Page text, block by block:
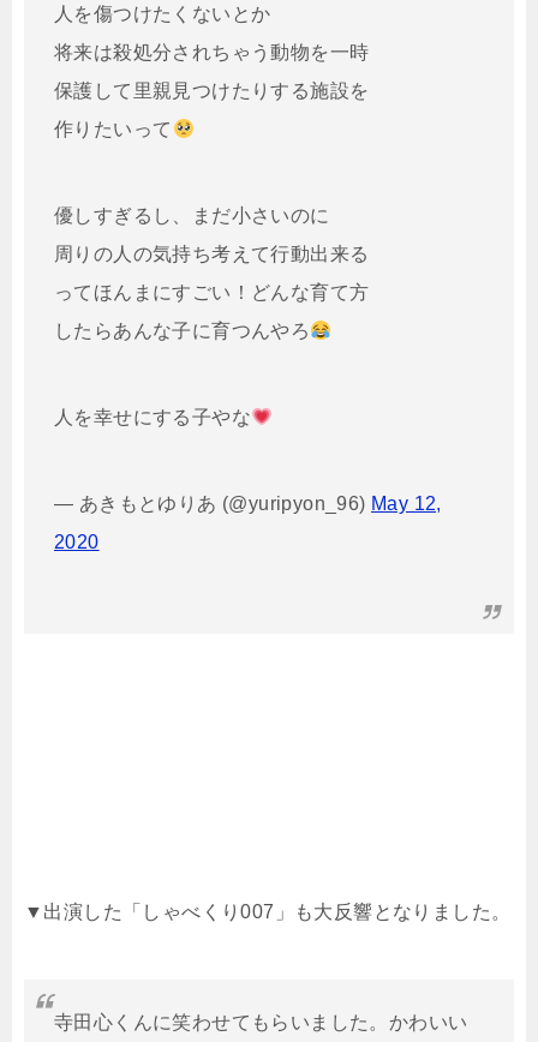
人を傷つけたくないとか
将来は殺処分されちゃう動物を一時
保護して里親見つけたりする施設を
作りたいって
優しすぎるし、まだ小さいのに
周りの人の気持ち考えて行動出来る
ってほんまにすごい！どんな育て方
したらあんな子に育つんやろ
人を幸せにする子やな
— あきもとゆりあ (@yuripyon_96) May 12,
2020
▼出演した「しゃべくり007」も大反響となりました。
寺田心くんに笑わせてもらいました。かわいい